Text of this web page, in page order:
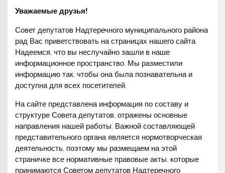
Уважаемые друзья!
Совет депутатов Надтеречного муниципального района
рад Вас приветствовать на страницах нашего сайта.
Надеемся, что вы неслучайно зашли в наше
информационное пространство. Мы разместили
информацию так, чтобы она была познавательна и
доступна для всех посетителей.
На сайте представлена информация по составу и
структуре Совета депутатов, отражены основные
направления нашей работы. Важной составляющей
представительного органа является нормотворческая
деятельность, поэтому мы размещаем на этой
страничке все нормативные правовые акты, которые
принимаются Советом депутатов Надтеречного